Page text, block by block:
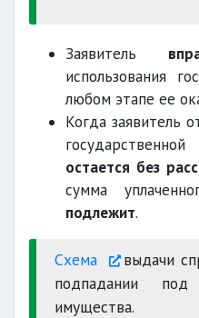
Заявитель
использования
любом этапе ее
Когда заявитель
остается без
сумма
подлежит.
Схема
выдачи
подпадании
имущества.